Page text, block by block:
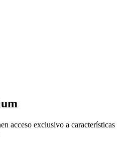
acceso exclusivo a características